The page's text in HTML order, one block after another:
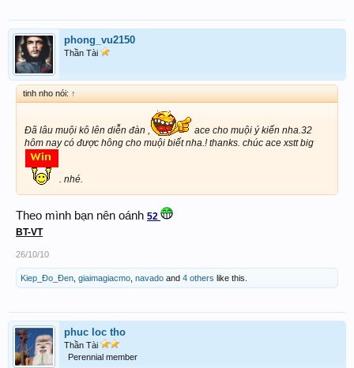
phong_vu2150
Thần Tài
tinh nho nói: ↑
Đã lâu muội kô lên diễn đàn ,
ace cho muội ý kiến nha.32
hôm nay có được hông cho muội biết nha.! thanks. chúc ace xstt big
. nhé.
Theo mình bạn nên oánh 52
BT-VT
26/10/10
Kiep_Đo_Đen giaimagiacmo navado and 4 others like this.
phuc loc tho
Thần Tài
Perennial member